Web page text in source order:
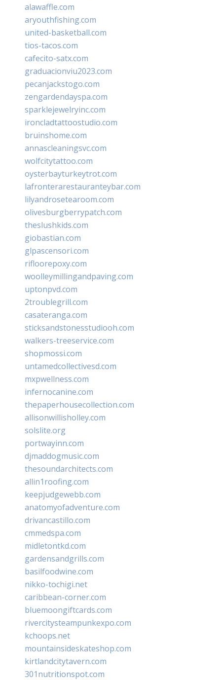
alawaffle.com
aryouthfishing.com
united-basketball.com
tios-tacos.com
cafecito-satx.com
graduacionviu2023.com
pecanjackstogo.com
zengardendayspa.com
sparklejewelryinc.com
ironcladtattoostudio.com
bruinshome.com
annascleaningsvc.com
wolfcitytattoo.com
oysterbayturkeytrot.com
lafronterarestauranteybar.com
lilyandrosetearoom.com
olivesburgberrypatch.com
theslushkids.com
giobastian.com
glpascensori.com
rifloorepoxy.com
woolleymillingandpaving.com
uptonpvd.com
2troublegrill.com
casateranga.com
sticksandstonesstudiooh.com
walkers-treeservice.com
shopmossi.com
untamedcollectivesd.com
mxpwellness.com
infernocanine.com
thepaperhousecollection.com
allisonwillisholley.com
solslite.org
portwayinn.com
djmaddogmusic.com
thesoundarchitects.com
allin1roofing.com
keepjudgewebb.com
anatomyofadventure.com
drivancastillo.com
cmmedspa.com
midletontkd.com
gardensandgrills.com
basilfoodwine.com
nikko-tochigi.net
caribbean-corner.com
bluemoongiftcards.com
rivercitysteampunkexpo.com
kchoops.net
mountainsideskateshop.com
kirtlandcitytavern.com
301nutritionspot.com